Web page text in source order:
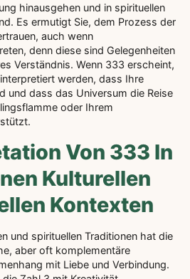
hinausgehen und in spirituellen
Es ermutigt Sie, dem Prozess der
auch wenn
denn diese sind Gelegenheiten
Verständnis. Wenn 333 erscheint,
werden, dass Ihre
und dass das Universum die Reise
oder Ihrem
Von 333 In
Kulturellen
Kontexten
und spirituellen Traditionen hat die
aber oft komplementäre
mit Liebe und Verbindung.